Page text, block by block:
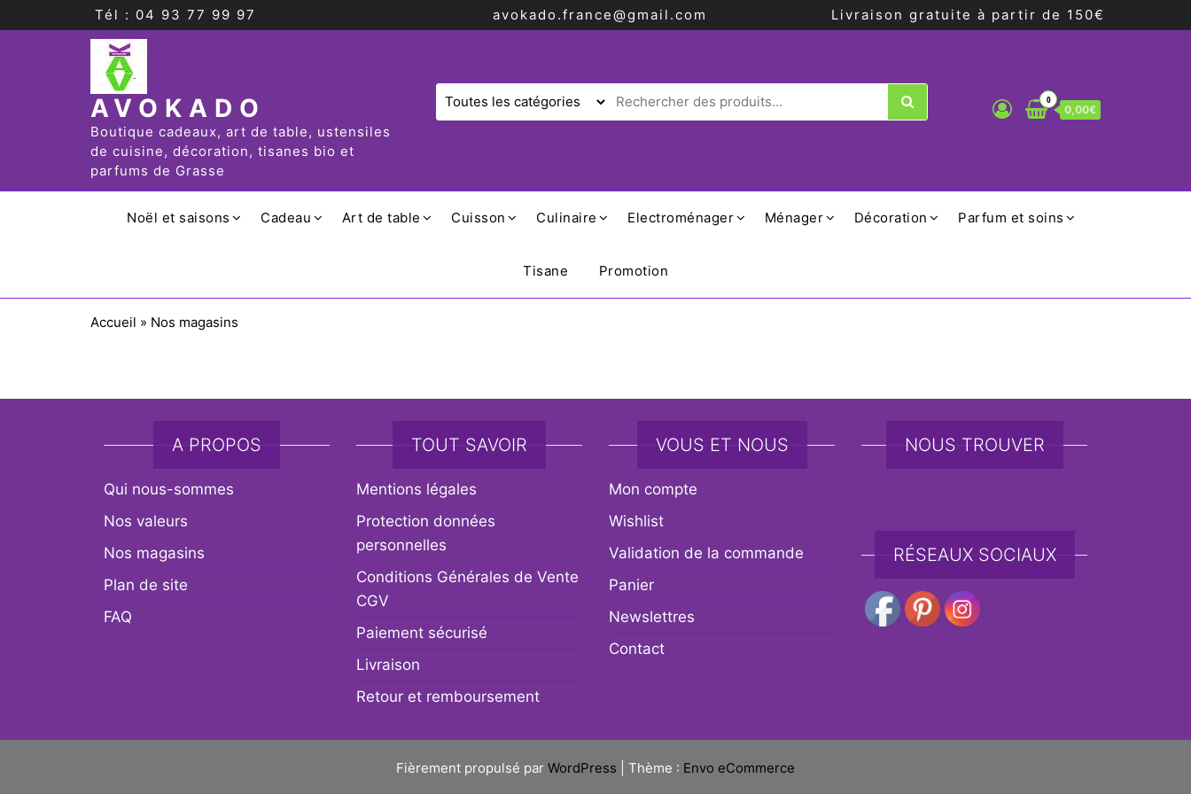
Tél : 04 93 77 99 97 avokado.france@gmail.com Livraison gratuite à partir de 150€
AVOKADO
Boutique cadeaux, art de table, ustensiles
de cuisine, décoration, tisanes bio et
parfums de Grasse
0
0,00€
Noël et saisons Cadeau Art de table Cuisson Culinaire Electroménager Ménager Décoration Parfum et soins
Tisane Promotion
Accueil » Nos magasins
A PROPOS
Qui nous-sommes
Nos valeurs
Nos magasins
Plan de site
FAQ
TOUT SAVOIR
Mentions légales
Protection données
personnelles
Conditions Générales de Vente
CGV
Paiement sécurisé
Livraison
Retour et remboursement
VOUS ET NOUS
Mon compte
Wishlist
Validation de la commande
Panier
Newslettres
Contact
NOUS TROUVER
RÉSEAUX SOCIAUX
Fièrement propulsé par WordPress Thème : Envo eCommerce